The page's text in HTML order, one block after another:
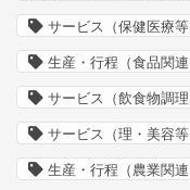
サービス（保健医療等
生産・行程（食品関連
サービス（飲食物調理
サービス（理・美容等
生産・行程（農業関連